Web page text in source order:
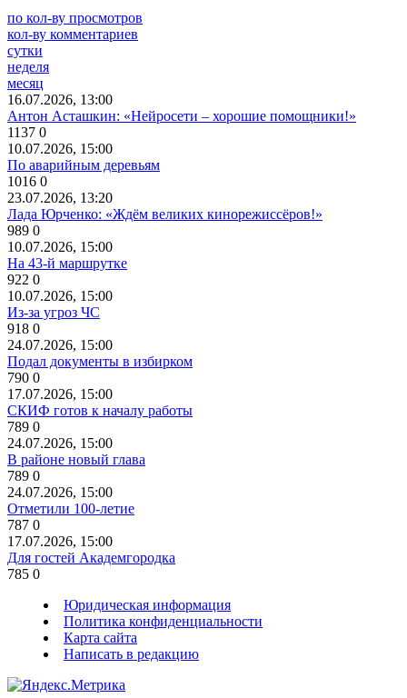
по кол-ву просмотров
кол-ву комментариев
сутки
неделя
месяц
16.07.2026, 13:00
Антон Асташкин: «Нейросети – хорошие помощники!»
1137 0
10.07.2026, 15:00
По аварийным деревьям
1016 0
23.07.2026, 13:20
Лада Юрченко: «Ждём великих кинорежиссёров!»
989 0
10.07.2026, 15:00
На 43-й маршрутке
922 0
10.07.2026, 15:00
Из-за угроз ЧС
918 0
24.07.2026, 15:00
Подал документы в избирком
790 0
17.07.2026, 15:00
СКИФ готов к началу работы
789 0
24.07.2026, 15:00
В районе новый глава
789 0
24.07.2026, 15:00
Отметили 100-летие
787 0
17.07.2026, 15:00
Для гостей Академгородка
785 0
Юридическая информация
Политика конфиденциальности
Карта сайта
Написать в редакцию